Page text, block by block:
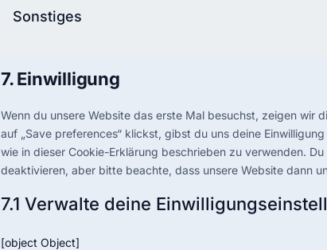
Sonstiges
7. Einwilligung
Wenn du unsere Website das erste Mal besuchst, zeigen wir
auf „Save preferences“ klickst, gibst du uns deine
wie in dieser Cookie-Erklärung beschrieben zu verwenden.
deaktivieren, aber bitte beachte, dass unsere Website dann
7.1 Verwalte deine
[object Object]